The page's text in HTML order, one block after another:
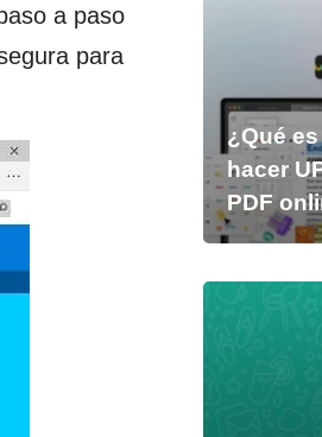
a paso
para
¿Qué
hacer
PDF